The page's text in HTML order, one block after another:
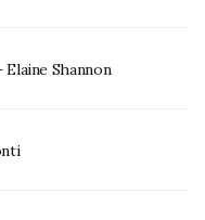
Shannon